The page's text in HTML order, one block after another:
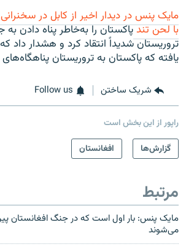
مایک پنس در دیدار اخیر از کابل در
با لحن تندپاکستان را به‌خاطر پناه دادن
تروریستان شدیداً انتقاد کرد و هشدار داد
یافته که پاکستان به تروریستان
شریک ساختن Follow us
راپور از این بخش است
گزارش‌ها
افغانستان
مرتبط
مایک پنس: بار اول است که در جنگ افغانستان
می‌شوند